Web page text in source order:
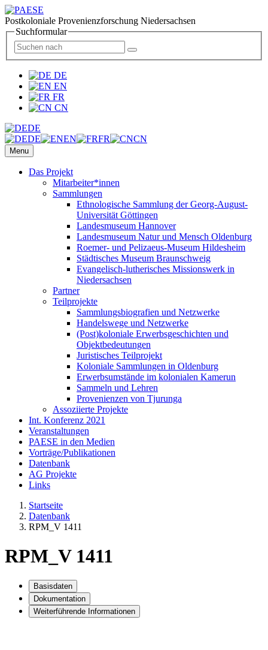
Postkoloniale Provenienzforschung Niedersachsen
Suchformular
DE
EN
FR
CN
DE
DE
EN FR CN
Menu
Das Projekt
Mitarbeiter*innen
Sammlungen
Ethnologische Sammlung der Georg-August-
Universität Göttingen
Landesmuseum Hannover
Landesmuseum Natur und Mensch Oldenburg
Roemer- und Pelizaeus-Museum Hildesheim
Städtisches Museum Braunschweig
Evangelisch-lutherisches Missionswerk in
Niedersachsen
Partner
Teilprojekte
Sammlungsbiografien und Netzwerke
Handelswege und Netzwerke
(Post)koloniale Erwerbsgeschichten und
Objektbedeutungen
Juristisches Teilprojekt
Koloniale Sammlungen in Oldenburg
Erwerbsumstände im kolonialen Kamerun
Sammeln und Lehren
Provenienzen von Tjurunga
Assoziierte Projekte
Int. Konferenz 2021
Veranstaltungen
PAESE in den Medien
Vorträge/Publikationen
Datenbank
AG Projekte
Links
Startseite
Datenbank
RPM_V 1411
RPM_V 1411
Basisdaten
Dokumentation
Weiterführende Informationen